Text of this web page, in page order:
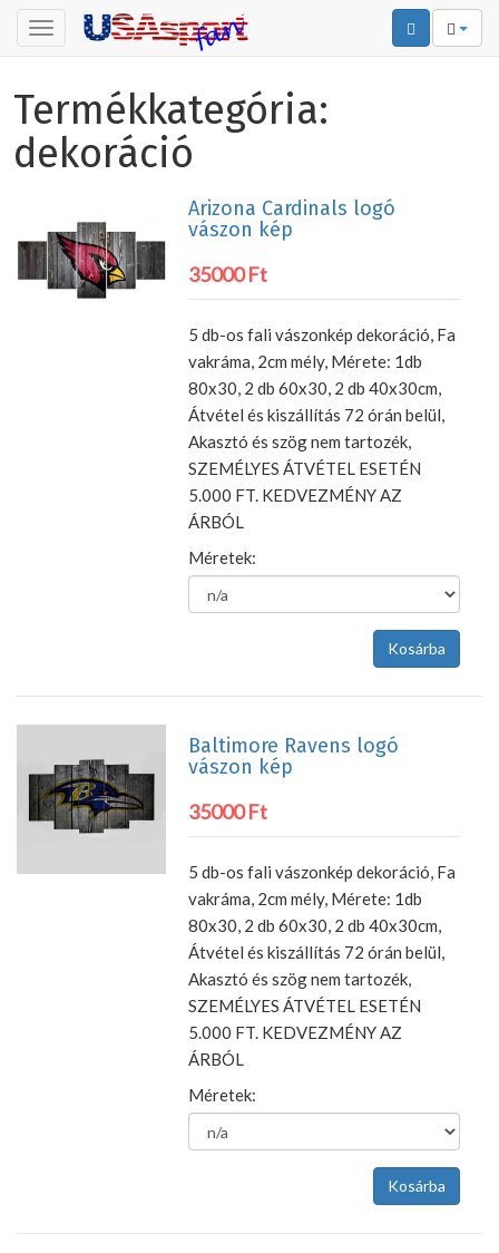
Toggle
navigation
Termékkategória:
dekoráció
Arizona Cardinals logó
vászon kép
35000 Ft
5 db-os fali vászonkép dekoráció, Fa
vakráma, 2cm mély, Mérete: 1db
80x30, 2 db 60x30, 2 db 40x30cm,
Átvétel és kiszállítás 72 órán belül,
Akasztó és szög nem tartozék,
SZEMÉLYES ÁTVÉTEL ESETÉN
5.000 FT. KEDVEZMÉNY AZ
ÁRBÓL
Méretek:
Baltimore Ravens logó
vászon kép
35000 Ft
5 db-os fali vászonkép dekoráció, Fa
vakráma, 2cm mély, Mérete: 1db
80x30, 2 db 60x30, 2 db 40x30cm,
Átvétel és kiszállítás 72 órán belül,
Akasztó és szög nem tartozék,
SZEMÉLYES ÁTVÉTEL ESETÉN
5.000 FT. KEDVEZMÉNY AZ
ÁRBÓL
Méretek: